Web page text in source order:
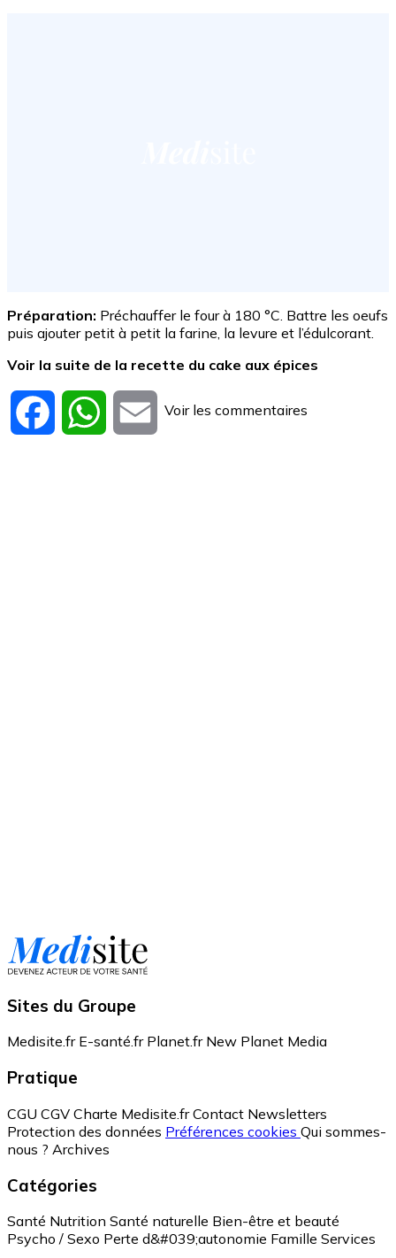
Préparation: Préchauffer le four à 180 °C. Battre les oeufs
puis ajouter petit à petit la farine, la levure et l’édulcorant.
Voir la suite de la recette du cake aux épices
Facebook WhatsApp
Email
Voir les commentaires
Sites du Groupe
Medisite.fr E-santé.fr Planet.fr New Planet Media
Pratique
CGU CGV Charte Medisite.fr Contact Newsletters
Protection des données Préférences cookies Qui sommes-
nous ? Archives
Catégories
Santé Nutrition Santé naturelle Bien-être et beauté
Psycho / Sexo Perte d&#039;autonomie Famille Services